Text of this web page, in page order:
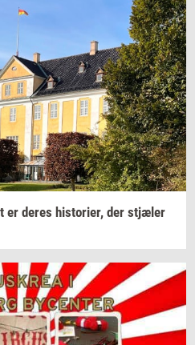
er deres hi­sto­ri­er, der stjæ­ler